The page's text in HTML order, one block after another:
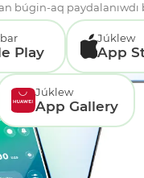
búgin-aq paydalanıwdı
Play
Júklew
App
Júklew
App Gallery